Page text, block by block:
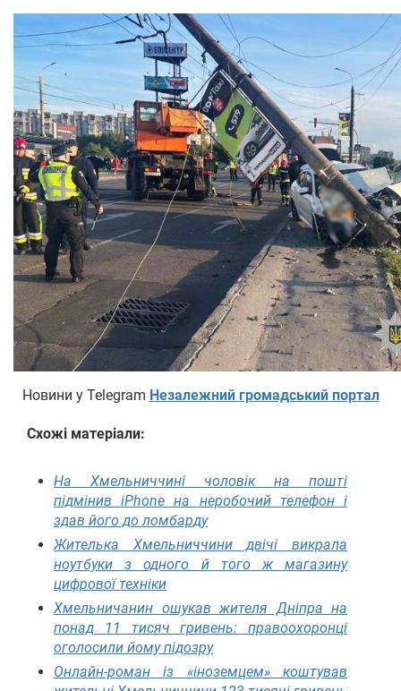
Новини у Telegram Незалежний громадський портал
Схожі матеріали:
На Хмельниччині чоловік на пошті
підмінив iPhone на неробочий телефон і
здав його до ломбарду
Жителька Хмельниччини двічі викрала
ноутбуки з одного й того ж магазину
цифрової техніки
Хмельничанин ошукав жителя Дніпра на
понад 11 тисяч гривень: правоохоронці
оголосили йому підозру
Онлайн-роман із «іноземцем» коштував